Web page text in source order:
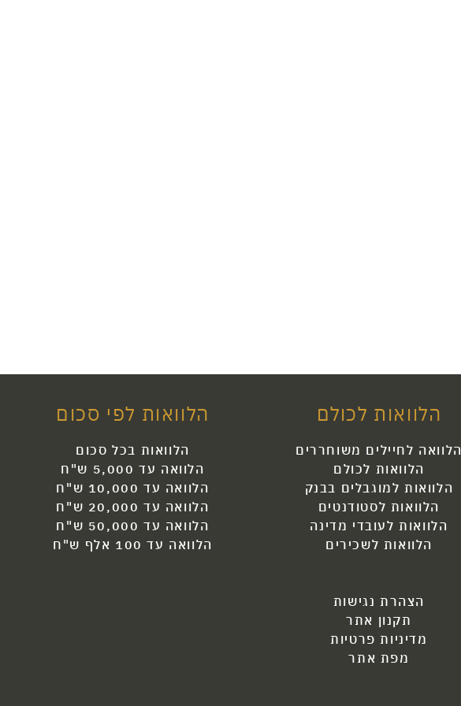
הלוואות לכולם
הלוואה לחיילים משוחררים
הלוואות לכולם
הלוואות למוגבלים בבנק
הלוואות לסטודנטים
הלוואות לעובדי מדינה
הלוואות לשכירים
הצהרת נגישות
תקנון אתר
מדיניות פרטיות
מפת אתר
הלוואות לפי סכום
הלוואות בכל סכום
הלוואה עד 5,000 ש"ח
הלוואה עד 10,000 ש"ח
הלוואה עד 20,000 ש"ח
הלוואה עד 50,000 ש"ח
הלוואה עד 100 אלף ש"ח